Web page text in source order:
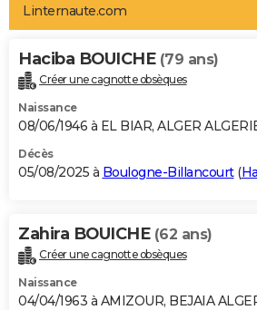
Art de vivre
Bien-être
Loisirs
Mode
Modes de vie
Alimentation
Guide de la santé
Maladies
Médicaments
Sommeil
VOYAGE
Destinations
City break
Voyage nature
Voyage de noces
Forum
Climat
+PHOTO
GUIDES D'ACHAT
BONS PLANS
Carte de Noël
Carte Bonne année
Carte Saint-Valentin
Carte Pâques
Carte d'anniversaire
DICTIONNAIRE
Dictionnaire
Biographies
Citations
Expressions
Proverbes
PROGRAMME TV
Linternaute.com
Haciba BOUICHE (79 ans)
Créer une cagnotte obsèques
Naissance
08/06/1946 à EL BIAR, ALGER
Décès
05/08/2025 à Boulogne-Billancourt(
Zahira BOUICHE (62 ans)
Créer une cagnotte obsèques
Naissance
04/04/1963 à AMIZOUR, BEJAIA